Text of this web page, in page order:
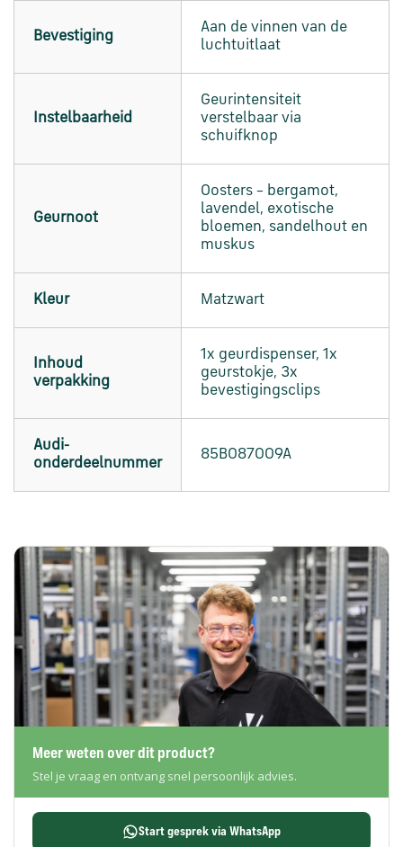
Bevestiging
Aan de vinnen van de
luchtuitlaat
Instelbaarheid
Geurintensiteit
verstelbaar via
schuifknop
Geurnoot
Oosters – bergamot,
lavendel, exotische
bloemen, sandelhout en
muskus
Kleur Matzwart
Inhoud
verpakking
1x geurdispenser, 1x
geurstokje, 3x
bevestigingsclips
Audi-
onderdeelnummer
85B087009A
Meer weten over dit product?
Stel je vraag en ontvang snel persoonlijk advies.
Start gesprek via WhatsApp